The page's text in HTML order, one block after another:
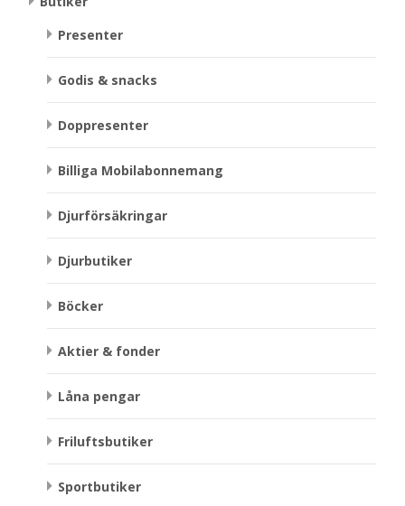
Presenter
Godis & snacks
Doppresenter
Billiga Mobilabonnemang
Djurförsäkringar
Djurbutiker
Böcker
Aktier & fonder
Låna pengar
Friluftsbutiker
Sportbutiker